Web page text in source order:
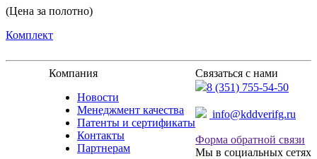
(Цена за полотно)
Комплект
Компания
Новости
Менеджмент качества
Патенты и сертификаты
Контакты
Партнерам
Связаться с нами
8 (351) 755-54-50
info@kddverifg.ru
Форма обратной связи
Мы в социальных сетях